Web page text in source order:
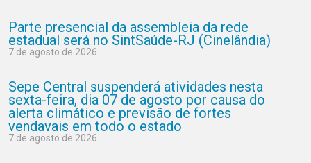
Parte presencial da assembleia da rede
estadual será no SintSaúde-RJ (Cinelândia)
7 de agosto de 2026
Sepe Central suspenderá atividades nesta
sexta-feira, dia 07 de agosto por causa do
alerta climático e previsão de fortes
vendavais em todo o estado
7 de agosto de 2026